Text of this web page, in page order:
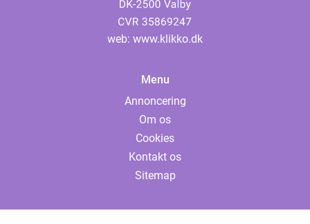
web: www.klikko.dk
Menu
Annoncering
Om os
Cookies
Kontakt os
Sitemap